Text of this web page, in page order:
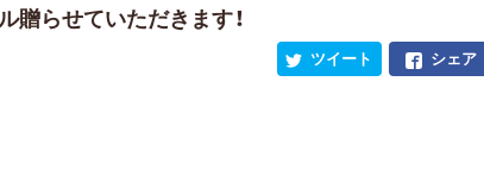
贈らせていただきます！
シェア
ツイート